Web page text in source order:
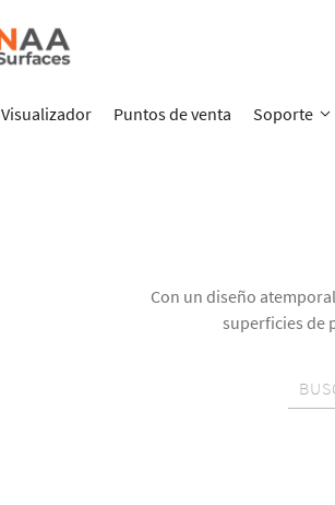
Visualizador Puntos de venta Soporte
Con un diseño
superficies de